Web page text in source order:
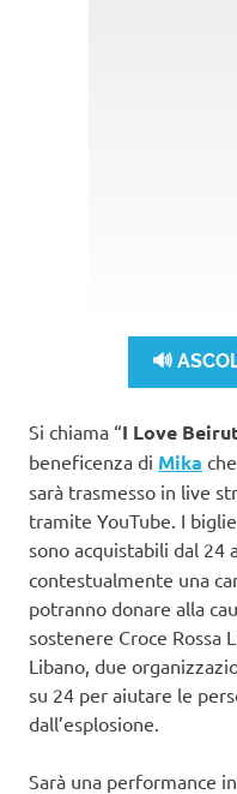
🔊
Si chiama “I Love
beneficenza di Mika
sarà trasmesso in live
tramite YouTube. I
sono acquistabili dal 24
contestualmente una
potranno donare alla
sostenere Croce Rossa
Libano, due
su 24 per aiutare le
dall’esplosione.
Sarà una performance